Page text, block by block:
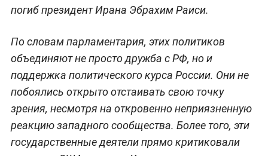
погиб президент Ирана Эбрахим Раиси.
По словам парламентария, этих политиков
объединяют не просто дружба с РФ, но и
поддержка политического курса России. Они не
побоялись открыто отстаивать свою точку
зрения, несмотря на откровенно неприязненную
реакцию западного сообщества. Более того, эти
государственные деятели прямо критиковали